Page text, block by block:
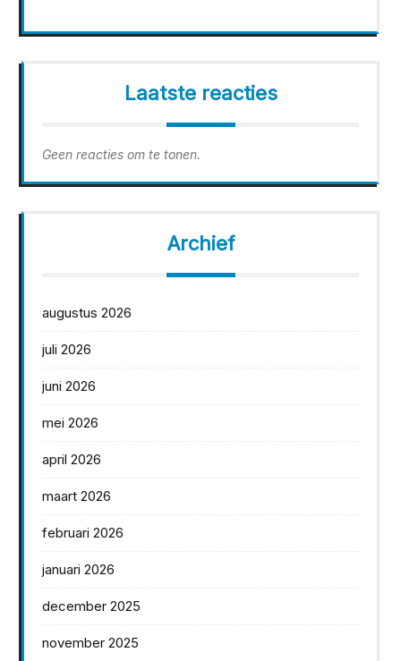
Laatste reacties
Geen reacties om te tonen.
Archief
augustus 2026
juli 2026
juni 2026
mei 2026
april 2026
maart 2026
februari 2026
januari 2026
december 2025
november 2025